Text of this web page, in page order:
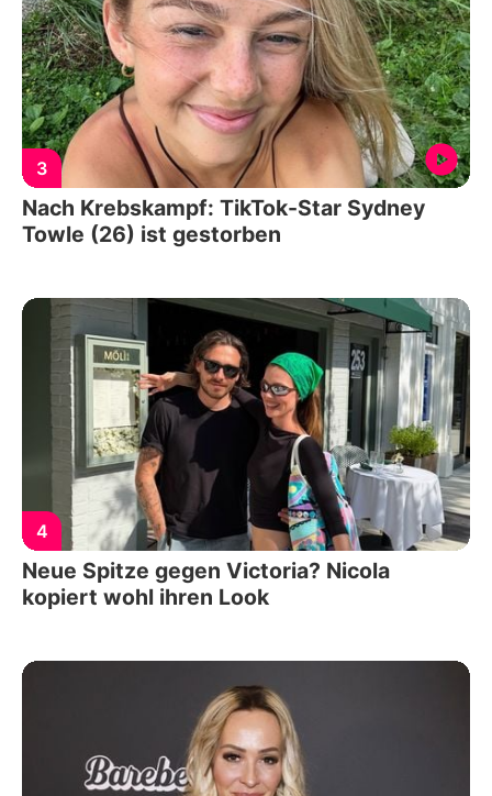
3
Nach Krebskampf: TikTok-Star Sydney
Towle (26) ist gestorben
4
Neue Spitze gegen Victoria? Nicola
kopiert wohl ihren Look